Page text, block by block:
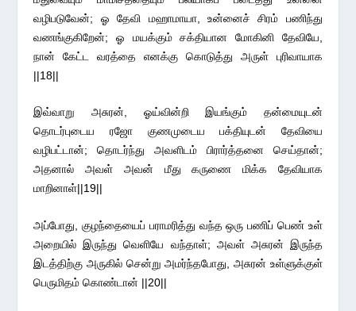
வழிபடுவேன்; ஓ தேவி மஹாமாயா, உன்னைச் சிரம் பணிந்து
வணங்குகிறேன்; ஓ மயக்கும் சக்தியான மோகினி தேவியே,
நான் கேட்ட வரத்தை எனக்கு கொடுத்து அருள் புரிவாயாக
||18||
இவ்வாறு அசுரன், ஓய்வின்றி இயங்கும் தன்மையுடன்
தொடர்புடைய ரஜோ குணமுடைய பக்தியுடன் தேவியை
வழிபட்டான்; தொடர்ந்து அவளிடம் பிரார்த்தனை செய்தான்;
அதனால் அவள் அவன் மீது கருணை மிக்க தேவியாக
மாறினாள்||19||
அப்போது, குழந்தையைப் பராமரித்து வந்த ஒரு பணிப் பெண் உள்
அறையில் இருந்து வெளியே வந்தாள்; அவள் அசுரன் இருந்த
இடத்திற்கு அருகில் சென்று அமர்ந்தபோது, அசுரன் உள்ளுக்குள்
பெருமிதம் கொண்டான் ||20||